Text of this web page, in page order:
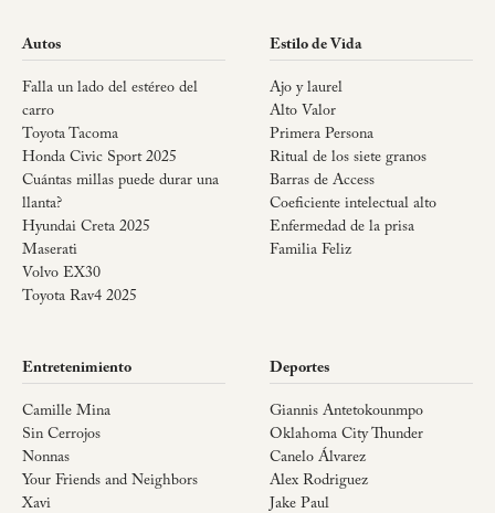
Autos
Falla un lado del estéreo del
carro
Toyota Tacoma
Honda Civic Sport 2025
Cuántas millas puede durar una
llanta?
Hyundai Creta 2025
Maserati
Volvo EX30
Toyota Rav4 2025
Estilo de Vida
Ajo y laurel
Alto Valor
Primera Persona
Ritual de los siete granos
Barras de Access
Coeficiente intelectual alto
Enfermedad de la prisa
Familia Feliz
Entretenimiento
Camille Mina
Sin Cerrojos
Nonnas
Your Friends and Neighbors
Xavi
Deportes
Giannis Antetokounmpo
Oklahoma City Thunder
Canelo Álvarez
Alex Rodriguez
Jake Paul